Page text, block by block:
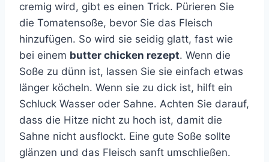
cremig wird, gibt es einen Trick. Pürieren Sie
die Tomatensoße, bevor Sie das Fleisch
hinzufügen. So wird sie seidig glatt, fast wie
bei einem butter chicken rezept. Wenn die
Soße zu dünn ist, lassen Sie sie einfach etwas
länger köcheln. Wenn sie zu dick ist, hilft ein
Schluck Wasser oder Sahne. Achten Sie darauf,
dass die Hitze nicht zu hoch ist, damit die
Sahne nicht ausflockt. Eine gute Soße sollte
glänzen und das Fleisch sanft umschließen.